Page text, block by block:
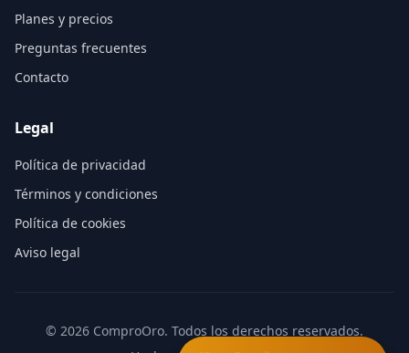
Planes y precios
Preguntas frecuentes
Contacto
Legal
Política de privacidad
Términos y condiciones
Política de cookies
Aviso legal
© 2026 ComproOro. Todos los derechos reservados.